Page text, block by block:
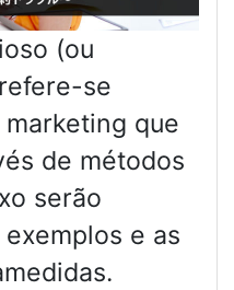
(ou
se
que
de métodos
serão
e as